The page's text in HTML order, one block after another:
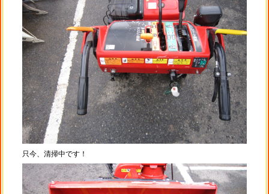
只今、清掃中です！